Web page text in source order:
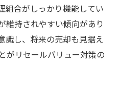
組合がしっかり機能してい
維持されやすい傾向があり
識し、将来の売却も見据え
がリセールバリュー対策の